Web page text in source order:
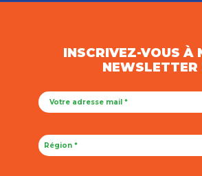
INSCRIVEZ-VOUS À
NEWSLETTER